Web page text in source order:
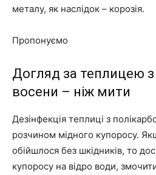
металу, як наслідок – корозія.
Пропонуємо
Догляд за теплицею з
восени – ніж мити
Дезінфекція теплиці з
розчином мідного купоросу.
обійшлося без шкідників, то
купоросу на відро води, змочити